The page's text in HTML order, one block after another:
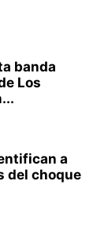
banda
Los
a
del choque